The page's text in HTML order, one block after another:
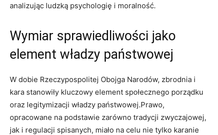
analizując ludzką psychologię i moralność.
Wymiar sprawiedliwości jako
element władzy państwowej
W dobie Rzeczypospolitej Obojga Narodów, zbrodnia i
kara stanowiły kluczowy element społecznego porządku
oraz legitymizacji władzy państwowej.Prawo,
opracowane na podstawie zarówno tradycji zwyczajowej,
jak i regulacji spisanych, miało na celu nie tylko karanie